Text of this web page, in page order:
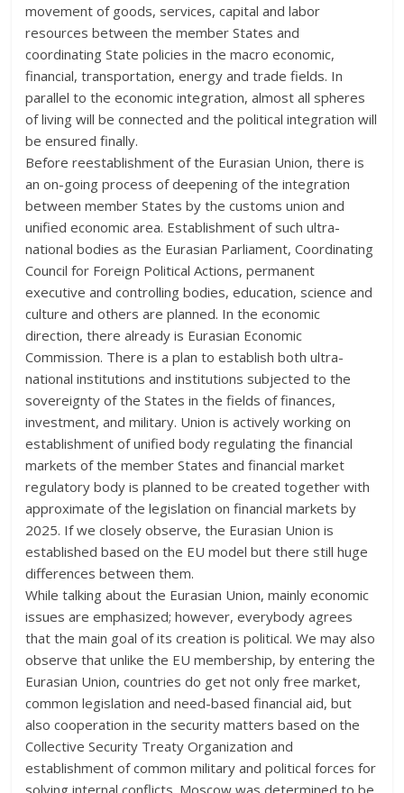
movement of goods, services, capital and labor
resources between the member States and
coordinating State policies in the macro economic,
financial, transportation, energy and trade fields. In
parallel to the economic integration, almost all spheres
of living will be connected and the political integration will
be ensured finally.
Before reestablishment of the Eurasian Union, there is
an on-going process of deepening of the integration
between member States by the customs union and
unified economic area. Establishment of such ultra-
national bodies as the Eurasian Parliament, Coordinating
Council for Foreign Political Actions, permanent
executive and controlling bodies, education, science and
culture and others are planned. In the economic
direction, there already is Eurasian Economic
Commission. There is a plan to establish both ultra-
national institutions and institutions subjected to the
sovereignty of the States in the fields of finances,
investment, and military. Union is actively working on
establishment of unified body regulating the financial
markets of the member States and financial market
regulatory body is planned to be created together with
approximate of the legislation on financial markets by
2025. If we closely observe, the Eurasian Union is
established based on the EU model but there still huge
differences between them.
While talking about the Eurasian Union, mainly economic
issues are emphasized; however, everybody agrees
that the main goal of its creation is political. We may also
observe that unlike the EU membership, by entering the
Eurasian Union, countries do get not only free market,
common legislation and need-based financial aid, but
also cooperation in the security matters based on the
Collective Security Treaty Organization and
establishment of common military and political forces for
solving internal conflicts. Moscow was determined to be